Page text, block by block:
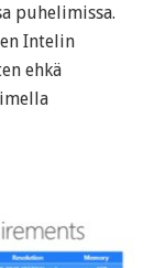
puhelimissa.
Intelin
ehkä